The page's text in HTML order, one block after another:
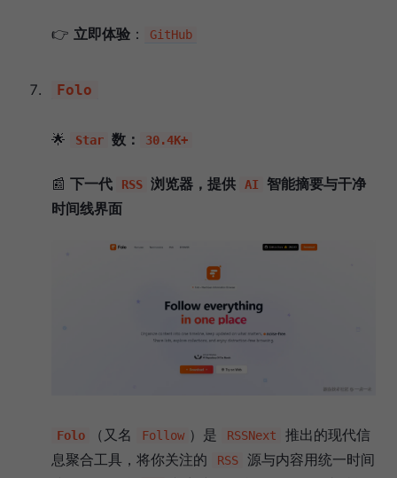
👉 立即体验 ： GitHub
Folo
🌟 Star 数： 30.4K+
📰 下一代 RSS 浏览器，提供 AI
智能摘要与干净
时间线界面
Folo （又名 Follow ）是 RSSNext
推出的现代信
息聚合工具，将你关注的
RSS
源与内容用统一时间